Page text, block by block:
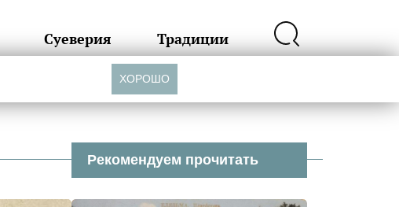
Суеверия Традиции
Рекомендуем прочитать
ХОРОШО